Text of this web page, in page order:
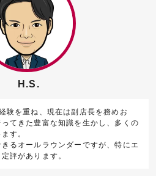
H.S.
験を重ね、現在は副店長を務めお
てきた豊富な知識を生かし、多くの
す。
るオールラウンダーですが、特にエ
評があります。